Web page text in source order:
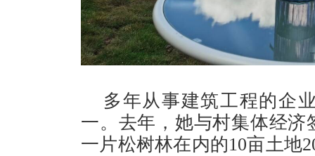
多年从事建筑工程的企
一。去年，她与村集体经
一片松树林在内的10亩土地